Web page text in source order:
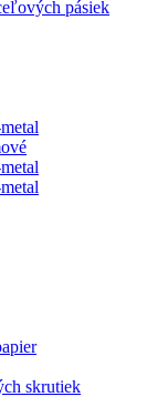
pásiek
skrutiek